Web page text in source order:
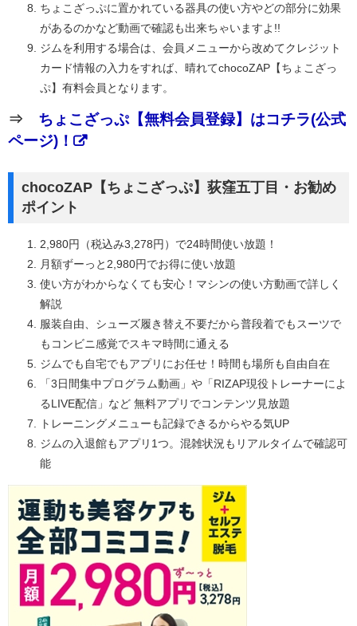
ちょこざっぷに置かれている器具の使い方やどの部分に効果
があるのかなど動画で確認も出来ちゃいますよ!!
ジムを利用する場合は、会員メニューから改めてクレジット
カード情報の入力をすれば、晴れてchocoZAP【ちょこざっ
ぷ】有料会員となります。
⇒ ちょこざっぷ【無料会員登録】はコチラ(公式
ページ)！
chocoZAP【ちょこざっぷ】荻窪五丁目・お勧め
ポイント
2,980円（税込み3,278円）で24時間使い放題！
月額ずーっと2,980円でお得に使い放題
使い方がわからなくても安心！マシンの使い方動画で詳しく
解説
服装自由、シューズ履き替え不要だから普段着でもスーツで
もコンビニ感覚でスキマ時間に通える
ジムでも自宅でもアプリにお任せ！時間も場所も自由自在
「3日間集中プログラム動画」や「RIZAP現役トレーナーによ
るLIVE配信」など 無料アプリでコンテンツ見放題
トレーニングメニューも記録できるからやる気UP
ジムの入退館もアプリ1つ。混雑状況もリアルタイムで確認可
能